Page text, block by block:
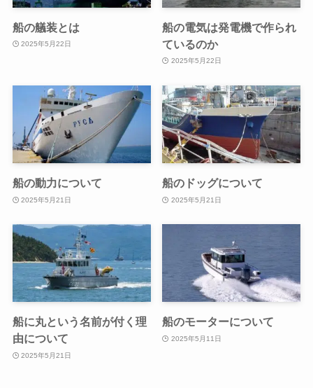
船の艤装とは
2025年5月22日
船の電気は発電機で作られ
ているのか
2025年5月22日
船の動力について
2025年5月21日
船のドッグについて
2025年5月21日
船に丸という名前が付く理
由について
2025年5月21日
船のモーターについて
2025年5月11日